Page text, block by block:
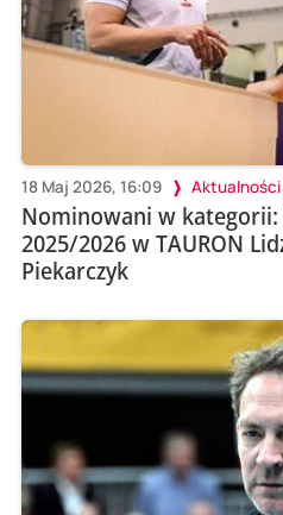
18 Maj 2026, 16:09 Aktualności
Nominowani w kategorii:
2025/2026 w TAURON
Piekarczyk